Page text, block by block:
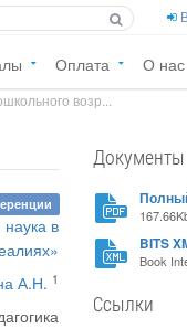
Оплата О нас
возр...
в
А.Н. 1
Документы
BITS
Book
Ссылки